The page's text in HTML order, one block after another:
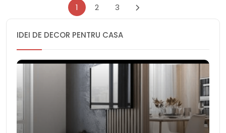
1 2 3
IDEI DE DECOR PENTRU CASA